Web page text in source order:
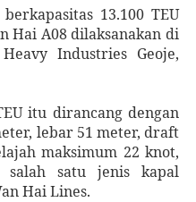
13.100 TEU
Hai A08 dilaksanakan di
Industries Geoje,
itu dirancang dengan
lebar 51 meter, draft
maksimum 22 knot,
satu jenis kapal
Hai Lines.